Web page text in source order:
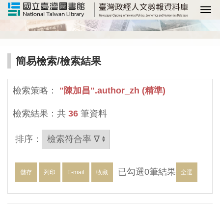
選
簡易檢索/檢索結果
檢索策略： "陳加昌".author_zh (精準)
檢索結果：共 36 筆資料
排序：
儲存 列印 E-mail 收藏 已勾選0筆結果 全選